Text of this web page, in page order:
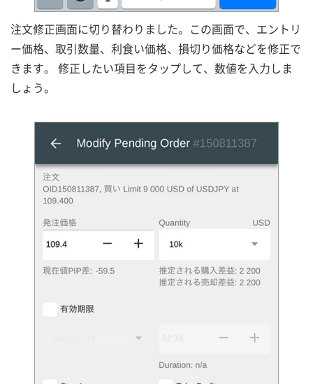
注文修正画面に切り替わりました。この画面で、エントリ
ー価格、取引数量、利食い価格、損切り価格などを修正で
きます。 修正したい項目をタップして、数値を入力しま
しょう。